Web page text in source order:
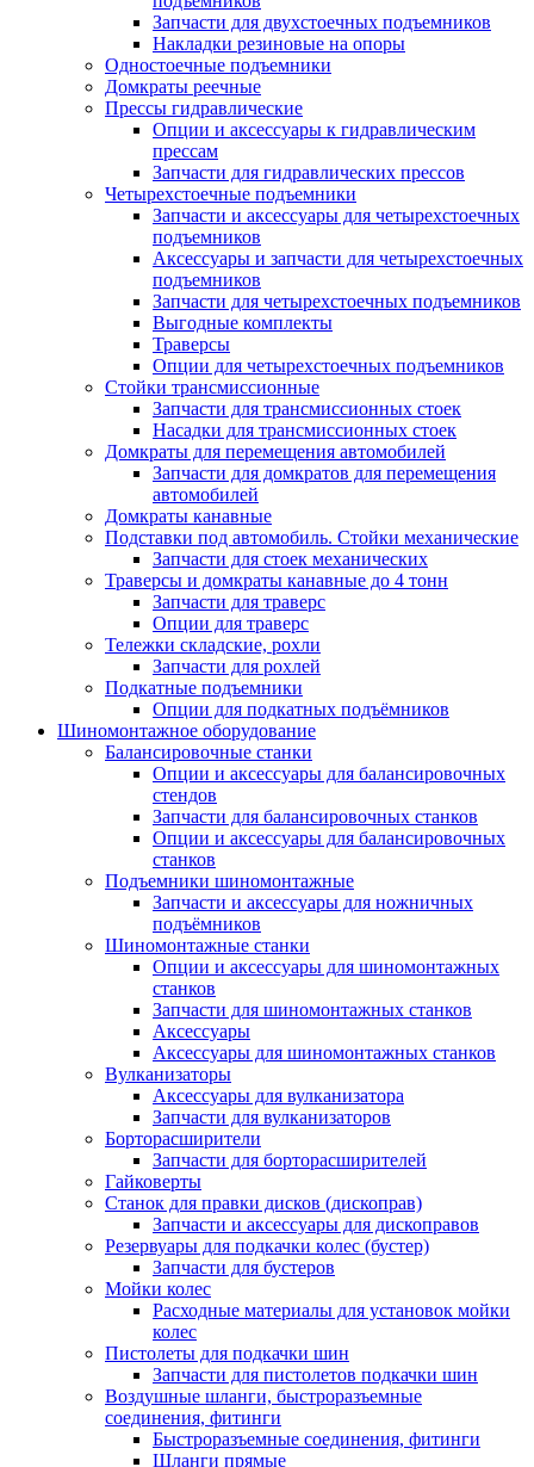
Запчасти для двухстоечных подъемников
Накладки резиновые на опоры
Одностоечные подъемники
Домкраты реечные
Прессы гидравлические
Опции и аксессуары к гидравлическим
прессам
Запчасти для гидравлических прессов
Четырехстоечные подъемники
Запчасти и аксессуары для четырехстоечных
подъемников
Аксессуары и запчасти для четырехстоечных
подъемников
Запчасти для четырехстоечных подъемников
Выгодные комплекты
Траверсы
Опции для четырехстоечных подъемников
Стойки трансмиссионные
Запчасти для трансмиссионных стоек
Насадки для трансмиссионных стоек
Домкраты для перемещения автомобилей
Запчасти для домкратов для перемещения
автомобилей
Домкраты канавные
Подставки под автомобиль. Стойки механические
Запчасти для стоек механических
Траверсы и домкраты канавные до 4 тонн
Запчасти для траверс
Опции для траверс
Тележки складские, рохли
Запчасти для рохлей
Подкатные подъемники
Опции для подкатных подъёмников
Шиномонтажное оборудование
Балансировочные станки
Опции и аксессуары для балансировочных
стендов
Запчасти для балансировочных станков
Опции и аксессуары для балансировочных
станков
Подъемники шиномонтажные
Запчасти и аксессуары для ножничных
подъёмников
Шиномонтажные станки
Опции и аксессуары для шиномонтажных
станков
Запчасти для шиномонтажных станков
Аксессуары
Аксессуары для шиномонтажных станков
Вулканизаторы
Аксессуары для вулканизатора
Запчасти для вулканизаторов
Борторасширители
Запчасти для борторасширителей
Гайковерты
Станок для правки дисков (дископрав)
Запчасти и аксессуары для дископравов
Резервуары для подкачки колес (бустер)
Запчасти для бустеров
Мойки колес
Расходные материалы для установок мойки
колес
Пистолеты для подкачки шин
Запчасти для пистолетов подкачки шин
Воздушные шланги, быстроразъемные
соединения, фитинги
Быстроразъемные соединения, фитинги
Шланги прямые